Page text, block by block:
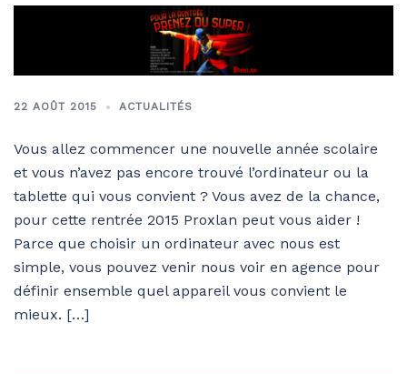
22 AOÛT 2015 ACTUALITÉS
Vous allez commencer une nouvelle année scolaire
et vous n’avez pas encore trouvé l’ordinateur ou la
tablette qui vous convient ? Vous avez de la chance,
pour cette rentrée 2015 Proxlan peut vous aider !
Parce que choisir un ordinateur avec nous est
simple, vous pouvez venir nous voir en agence pour
définir ensemble quel appareil vous convient le
mieux. […]